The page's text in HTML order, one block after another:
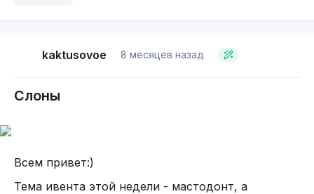
Глядя на конструкцию сразу бросаются в глаза все её
ничего подобного не создавал - это был метод проб и
К весне 1915 года машина была почти готова:
kaktusovoe 8 месяцев назад
Слоны
Всем привет:)
Тема ивента этой недели - мастодонт, а